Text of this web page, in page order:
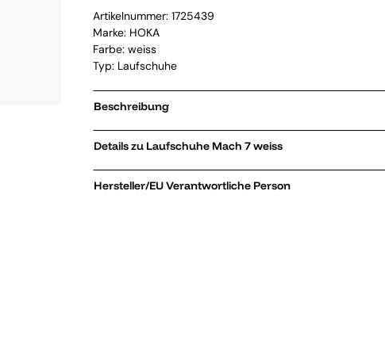
Artikelnummer: 1725439
Marke: HOKA
Farbe: weiss
Typ: Laufschuhe
Beschreibung
Details zu Laufschuhe Mach 7 weiss
Hersteller/EU Verantwortliche Person